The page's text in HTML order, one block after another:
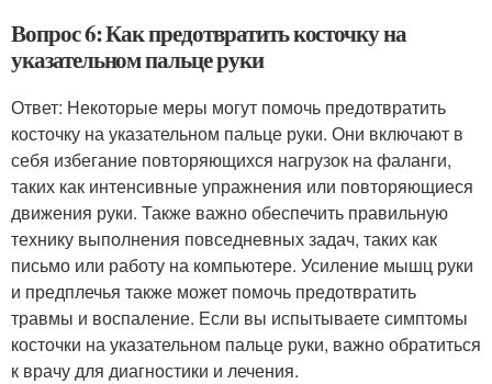
Вопрос 6: Как предотвратить косточку на
указательном пальце руки
Ответ: Некоторые меры могут помочь предотвратить
косточку на указательном пальце руки. Они включают в
себя избегание повторяющихся нагрузок на фаланги,
таких как интенсивные упражнения или повторяющиеся
движения руки. Также важно обеспечить правильную
технику выполнения повседневных задач, таких как
письмо или работу на компьютере. Усиление мышц руки
и предплечья также может помочь предотвратить
травмы и воспаление. Если вы испытываете симптомы
косточки на указательном пальце руки, важно обратиться
к врачу для диагностики и лечения.